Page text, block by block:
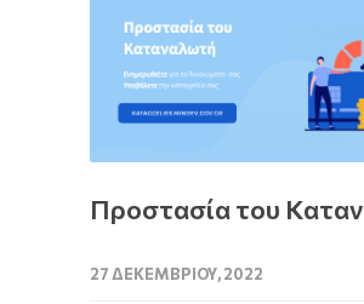
Προστασία του
27 ΔΕΚΕΜΒΡΊΟΥ, 2022